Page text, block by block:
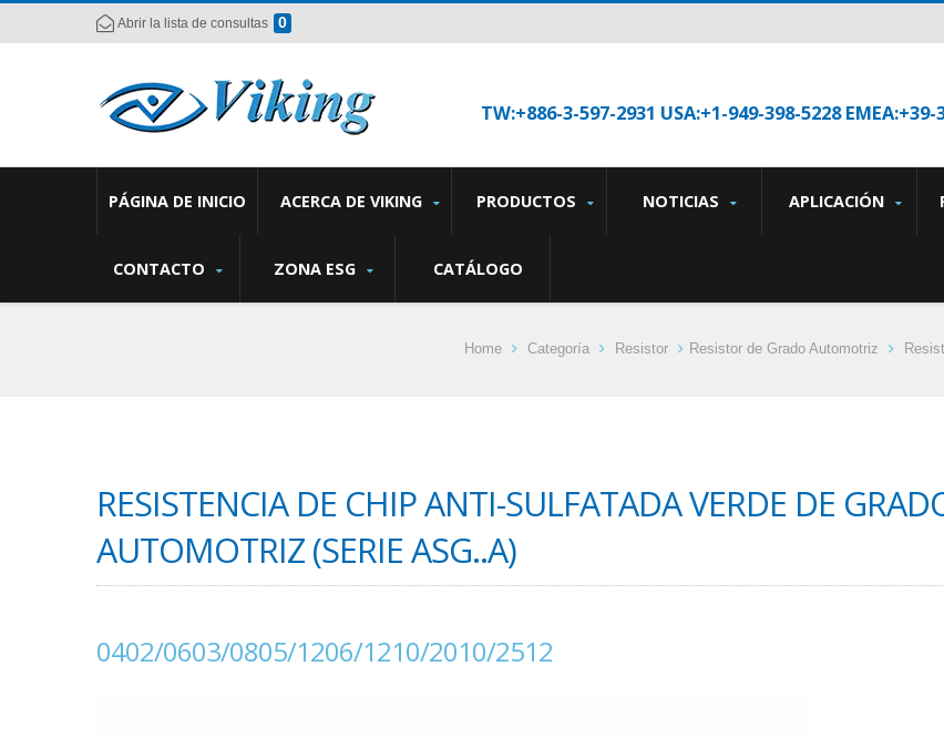
Abrir la lista de consultas 0
TW:+886-3-597-2931 USA:+1-949-398-5228 EMEA:+39-
PÁGINA DE INICIO ACERCA DE VIKING PRODUCTOS NOTICIAS APLICACIÓN
CONTACTO ZONA ESG CATÁLOGO
Home Categoría Resistor Resistor de Grado Automotriz
RESISTENCIA DE CHIP ANTI-SULFATADA VERDE DE
AUTOMOTRIZ (SERIE ASG..A)
0402/0603/0805/1206/1210/2010/2512